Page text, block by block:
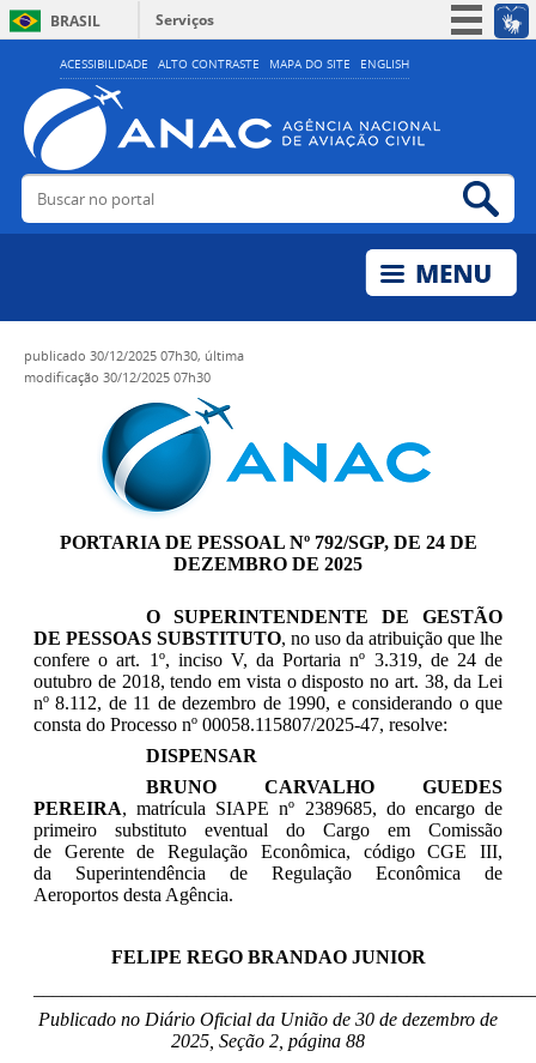
ACESSIBILIDADE ALTO CONTRASTE MAPA DO SITE ENGLISH
BRASIL
Serviços
Simplifique!
Acesso à informação
Legislação
Buscar no portal
publicado 30/12/2025 07h30, última
modificação 30/12/2025 07h30
PORTARIA DE PESSOAL Nº 792/SGP, DE 24 DE
DEZEMBRO DE 2025
O SUPERINTENDENTE DE GESTÃO
DE PESSOAS SUBSTITUTO, no uso da atribuição que lhe
confere o art. 1º, inciso V, da Portaria nº 3.319, de 24 de
outubro de 2018, tendo em vista o disposto no art. 38, da Lei
nº 8.112, de 11 de dezembro de 1990, e considerando o que
consta do Processo nº 00058.115807/2025-47, resolve:
DISPENSAR
BRUNO CARVALHO GUEDES
PEREIRA, matrícula SIAPE nº 2389685, do encargo de
primeiro substituto eventual do Cargo em Comissão
de Gerente de Regulação Econômica, código CGE III,
da Superintendência de Regulação Econômica de
Aeroportos desta Agência.
FELIPE REGO BRANDAO JUNIOR
Publicado no Diário Oficial da União de 30 de dezembro de
2025, Seção 2, página 88